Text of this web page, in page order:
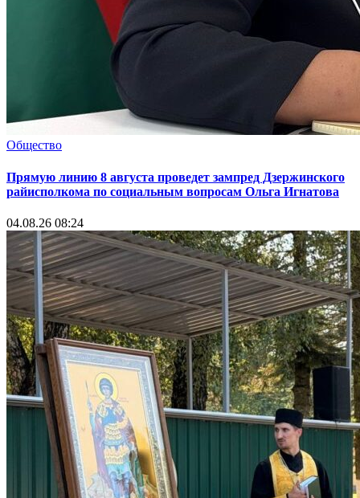
Общество
Прямую линию 8 августа проведет зампред Дзержинского
райисполкома по социальным вопросам Ольга Игнатова
04.08.26 08:24